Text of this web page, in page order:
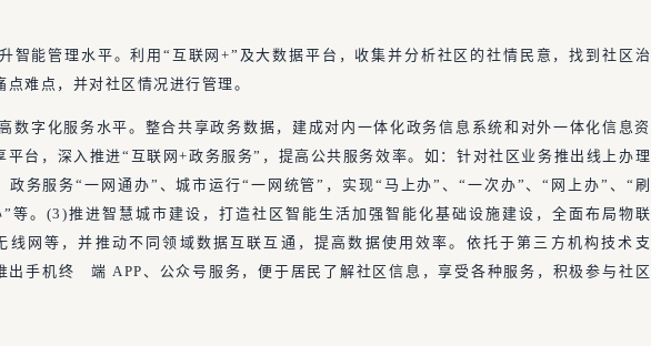
智能管理水平。利用“互联网+”及大数据平台，收集并分析社区的社情民意，找到社区治
点难点，并对社区情况进行管理。
数字化服务水平。整合共享政务数据，建成对内一体化政务信息系统和对外一体化信息资
平台，深入推进“互联网+政务服务”，提高公共服务效率。如：针对社区业务推出线上办理
政务服务“一网通办”、城市运行“一网统管”，实现“马上办”、“一次办”、“网上办”、“刷
等。(3)推进智慧城市建设，打造社区智能生活加强智能化基础设施建设，全面布局物联
线网等，并推动不同领域数据互联互通，提高数据使用效率。依托于第三方机构技术支
出手机终 端 APP、公众号服务，便于居民了解社区信息，享受各种服务，积极参与社区